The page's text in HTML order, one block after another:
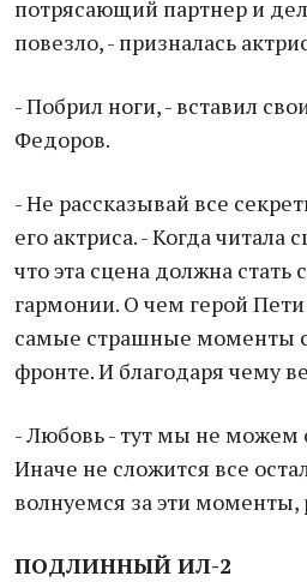
потрясающий партнер и
повезло, - призналась
- Побрил ноги, - вставил
Федоров.
- Не рассказывай все
его актриса. - Когда читала
что эта сцена должна
гармонии. О чем герой
самые страшные моменты
фронте. И благодаря чему
- Любовь - тут мы не можем
Иначе не сложится все
волнуемся за эти моменты,
ПОДЛИННЫЙ ИЛ-2